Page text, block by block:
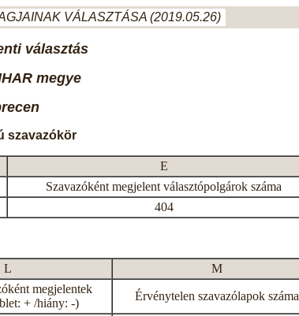
VÁLASZTÁSA (2019.05.26)
választás
megye
szavazókör
E
Szavazóként megjelent választópolgárok száma
404
L M
megjelentek
+ /hiány: -)
Érvénytelen szavazólapok száma